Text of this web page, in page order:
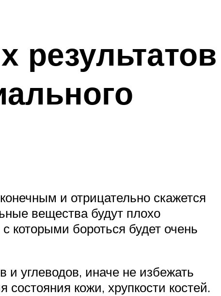
и отрицательно скажется
вещества будут плохо
которыми бороться будет очень
и углеводов, иначе не избежать
кожи, хрупкости костей.